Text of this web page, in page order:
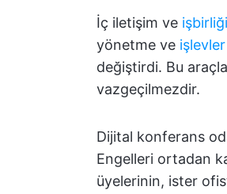
İç iletişim ve
yönetme ve işlevler
değiştirdi. Bu
vazgeçilmezdir.
Dijital konferans
Engelleri ortadan
üyelerinin, ister